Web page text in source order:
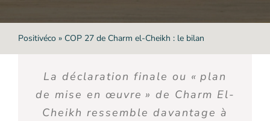
Positivéco» COP 27 de Charm el-Cheikh : le bilan
La déclaration finale ou « plan
de mise en œuvre » de Charm El-
Cheikh ressemble davantage à